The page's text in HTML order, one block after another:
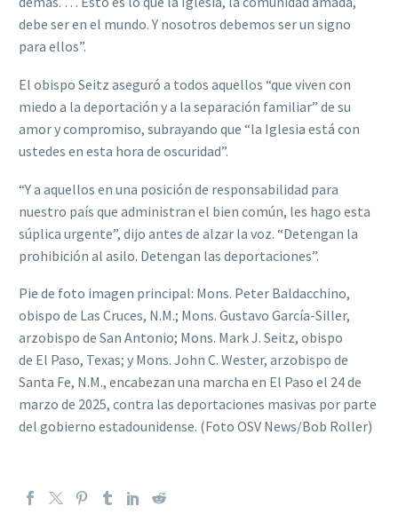
debe ser en el mundo. Y nosotros debemos ser un signo
para ellos”.
El obispo Seitz aseguró a todos aquellos “que viven con
miedo a la deportación y a la separación familiar” de su
amor y compromiso, subrayando que “la Iglesia está con
ustedes en esta hora de oscuridad”.
“Y a aquellos en una posición de responsabilidad para
nuestro país que administran el bien común, les hago esta
súplica urgente”, dijo antes de alzar la voz. “Detengan la
prohibición al asilo. Detengan las deportaciones”.
Pie de foto imagen principal: Mons. Peter Baldacchino,
obispo de Las Cruces, N.M.; Mons. Gustavo García-Siller,
arzobispo de San Antonio; Mons. Mark J. Seitz, obispo
de El Paso, Texas; y Mons. John C. Wester, arzobispo de
Santa Fe, N.M., encabezan una marcha en El Paso el 24 de
marzo de 2025, contra las deportaciones masivas por parte
del gobierno estadounidense. (Foto OSV News/Bob Roller)